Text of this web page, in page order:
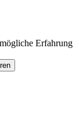
Erfahrung